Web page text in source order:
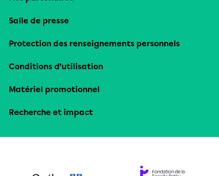
Salle de presse
Protection des renseignements personnels
Conditions d’utilisation
Matériel promotionnel
Recherche et impact